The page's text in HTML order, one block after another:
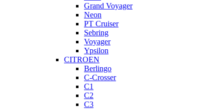
Grand Voyager
Neon
PT Cruiser
Sebring
Voyager
Ypsilon
CITROEN
Berlingo
C-Crosser
C1
C2
C3